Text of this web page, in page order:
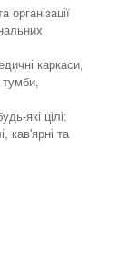
каркаси,
тумби,
які цілі:
кав'ярні та